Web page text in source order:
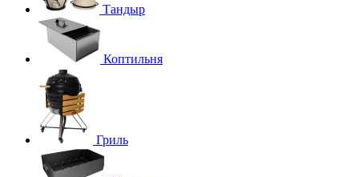
Тандыр
Коптильня
Гриль